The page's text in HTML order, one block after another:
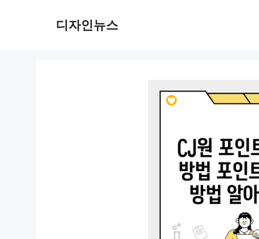
디자인뉴스